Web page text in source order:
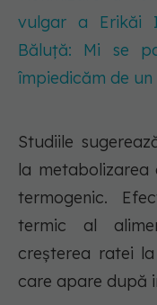
vulgar a Erikăi
Băluță: Mi se
împiedicăm de
Studiile
la metabolizarea
termogenic.
termic al
creșterea ratei
care apare după